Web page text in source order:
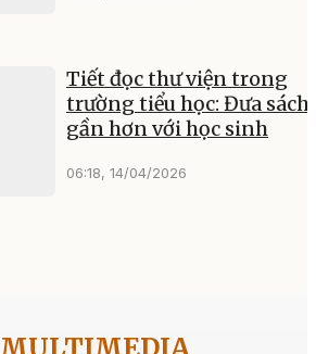
Tiết đọc thư viện trong
trường tiểu học: Đưa sách
gần hơn với học sinh
06:18, 14/04/2026